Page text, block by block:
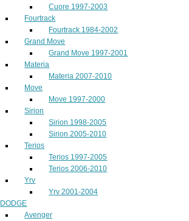
Cuore 1997-2003
Fourtrack
Fourtrack 1984-2002
Grand Move
Grand Move 1997-2001
Materia
Materia 2007-2010
Move
Move 1997-2000
Sirion
Sirion 1998-2005
Sirion 2005-2010
Terios
Terios 1997-2005
Terios 2006-2010
Yrv
Yrv 2001-2004
DODGE
Avenger